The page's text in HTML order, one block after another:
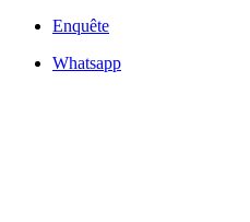
Enquête
Whatsapp